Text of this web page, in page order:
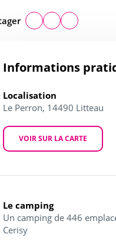
Informations
Localisation
Le Perron, 14490 Litteau
VOIR SUR LA CARTE
Le camping
Un camping de 446
Cerisy